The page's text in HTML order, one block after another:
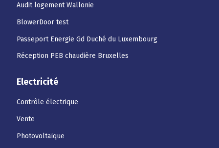
Audit logement Wallonie
BlowerDoor test
Passeport Energie Gd Duché du Luxembourg
Réception PEB chaudière Bruxelles
Electricité
Contrôle électrique
Vente
Photovoltaïque